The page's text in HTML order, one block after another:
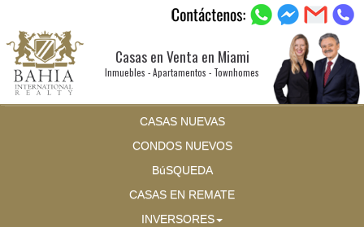
Casas en Venta en Miami
Inmuebles - Apartamentos - Townhomes
CASAS NUEVAS
CONDOS NUEVOS
BúSQUEDA
CASAS EN REMATE
INVERSORES